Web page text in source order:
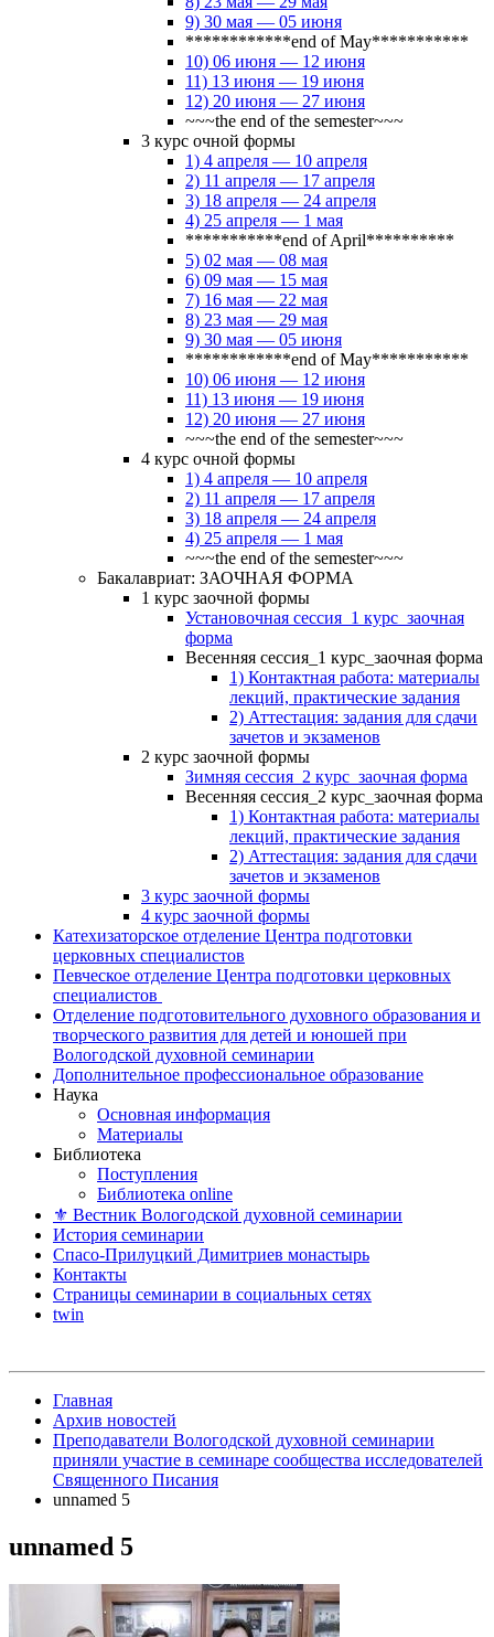
9) 30 мая — 05 июня
************end of May***********
10) 06 июня — 12 июня
11) 13 июня — 19 июня
12) 20 июня — 27 июня
~~~the end of the semester~~~
3 курс очной формы
1) 4 апреля — 10 апреля
2) 11 апреля — 17 апреля
3) 18 апреля — 24 апреля
4) 25 апреля — 1 мая
***********end of April**********
5) 02 мая — 08 мая
6) 09 мая — 15 мая
7) 16 мая — 22 мая
8) 23 мая — 29 мая
9) 30 мая — 05 июня
************end of May***********
10) 06 июня — 12 июня
11) 13 июня — 19 июня
12) 20 июня — 27 июня
~~~the end of the semester~~~
4 курс очной формы
1) 4 апреля — 10 апреля
2) 11 апреля — 17 апреля
3) 18 апреля — 24 апреля
4) 25 апреля — 1 мая
~~~the end of the semester~~~
Бакалавриат: ЗАОЧНАЯ ФОРМА
1 курс заочной формы
Установочная сессия_1 курс_заочная
форма
Весенняя сессия_1 курс_заочная форма
1) Контактная работа: материалы
лекций, практические задания
2) Аттестация: задания для сдачи
зачетов и экзаменов
2 курс заочной формы
Зимняя сессия_2 курс_заочная форма
Весенняя сессия_2 курс_заочная форма
1) Контактная работа: материалы
лекций, практические задания
2) Аттестация: задания для сдачи
зачетов и экзаменов
3 курс заочной формы
4 курс заочной формы
Катехизаторское отделение Центра подготовки
церковных специалистов
Певческое отделение Центра подготовки церковных
специалистов
Отделение подготовительного духовного образования и
творческого развития для детей и юношей при
Вологодской духовной семинарии
Дополнительное профессиональное образование
Наука
Основная информация
Материалы
Библиотека
Поступления
Библиотека online
⚜ Вестник Вологодской духовной семинарии
История семинарии
Спасо-Прилуцкий Димитриев монастырь
Контакты
Страницы семинарии в социальных сетях
twin
Главная
Архив новостей
Преподаватели Вологодской духовной семинарии
приняли участие в семинаре сообщества исследователей
Священного Писания
unnamed 5
unnamed 5